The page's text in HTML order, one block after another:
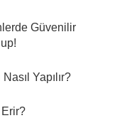
Güvenilir
Yapılır?
Erir?